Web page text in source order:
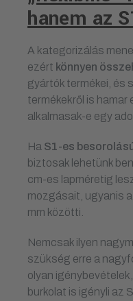
hanem az
A kategorizálás
ezért könnyen
gyártók termékei, és
termékekről is hamar
alkalmasak-e egy
Ha S1-es
biztosak lehetünk
cm-es lapméretig
mozgásait, ugyanis
mm közötti.
Nemcsak ilyen
szükség erre a
olyan
burkolat is igényli az